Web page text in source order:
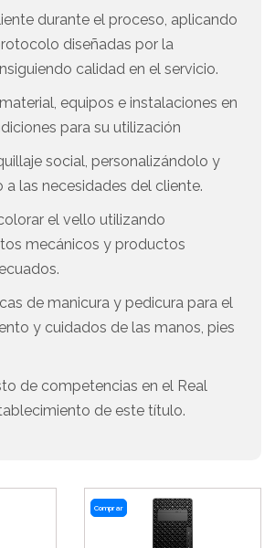
durante el proceso, aplicando
diseñadas por la
calidad en el servicio.
equipos e instalaciones en
para su utilización
social, personalizándolo y
las necesidades del cliente.
el vello utilizando
mecánicos y productos
de manicura y pedicura para el
y cuidados de las manos, pies
de competencias en el Real
de este título.
Comprar